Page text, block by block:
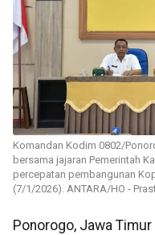
Komandan Kodim 0802/
bersama jajaran Pemerintah
percepatan pembangunan
(7/1/2026). ANTARA/HO -
Ponorogo, Jawa Timur